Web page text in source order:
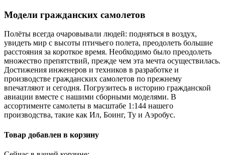
Модели гражданских самолетов
Полёты всегда очаровывали людей: подняться в воздух,
увидеть мир с высоты птичьего полета, преодолеть большие
расстояния за короткое время. Необходимо было преодолеть
множество препятствий, прежде чем эта мечта осуществилась.
Достижения инженеров и техников в разработке и
производстве гражданских самолетов по прежнему
впечатляют и сегодня. Погрузитесь в историю гражданской
авиации вместе с нашими сборными моделями. В
ассортименте самолеты в масштабе 1:144 нашего
производства, такие как Ил, Боинг, Ту и Аэробус.
Товар добавлен в корзину